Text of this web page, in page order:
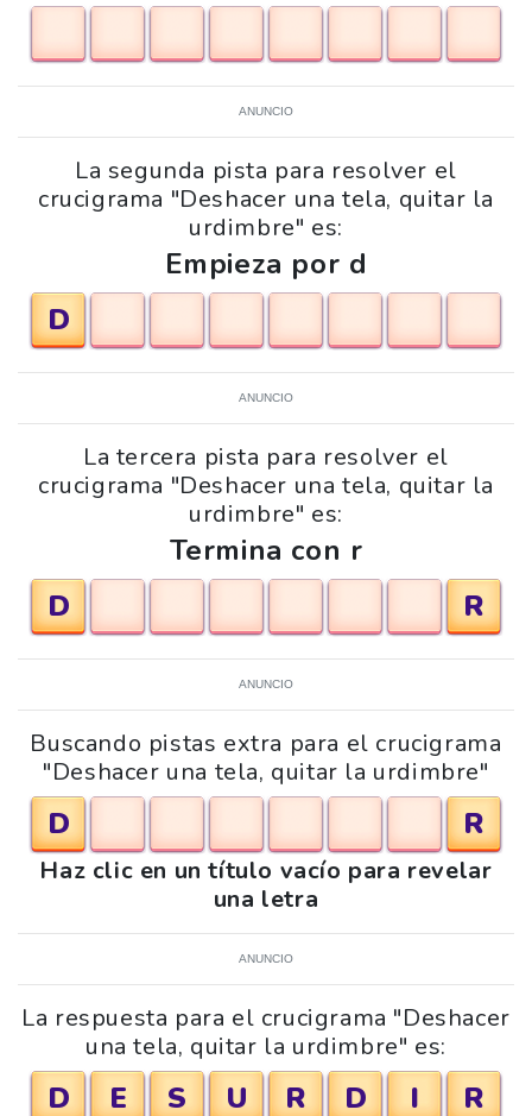
ANUNCIO
La segunda pista para resolver el
crucigrama "Deshacer una tela, quitar la
urdimbre" es:
Empieza por d
D
ANUNCIO
La tercera pista para resolver el
crucigrama "Deshacer una tela, quitar la
urdimbre" es:
Termina con r
D
R
ANUNCIO
Buscando pistas extra para el crucigrama
"Deshacer una tela, quitar la urdimbre"
D R
Haz clic en un título vacío para revelar
una letra
ANUNCIO
La respuesta para el crucigrama "Deshacer
una tela, quitar la urdimbre" es:
D E S U R D I R